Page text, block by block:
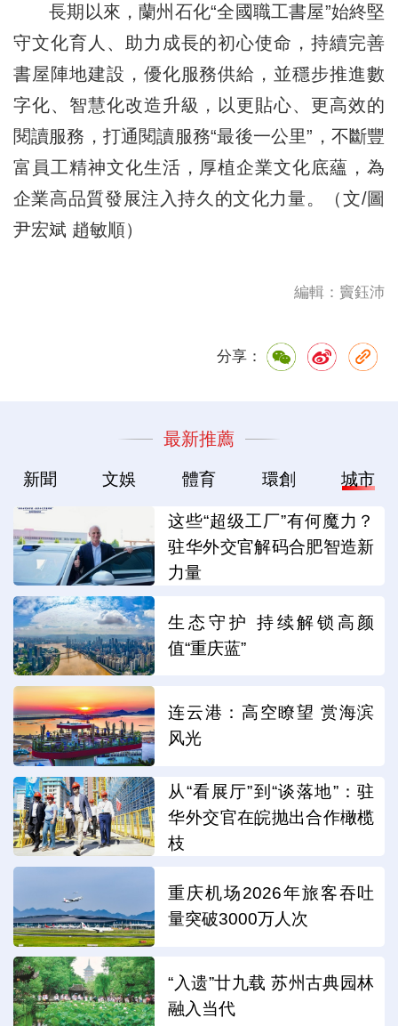
長期以來，蘭州石化“全國職工書屋”始終堅
守文化育人、助力成長的初心使命，持續完善
書屋陣地建設，優化服務供給，並穩步推進數
字化、智慧化改造升級，以更貼心、更高效的
閱讀服務，打通閱讀服務“最後一公里”，不斷豐
富員工精神文化生活，厚植企業文化底蘊，為
企業高品質發展注入持久的文化力量。（文/圖
尹宏斌 趙敏順）
編輯：竇鈺沛
分享：
最新推薦
新聞 文娛 體育 環創 城市
这些“超级工厂”有何魔力？
驻华外交官解码合肥智造新
力量
生态守护 持续解锁高颜
值“重庆蓝”
连云港：高空瞭望 赏海滨
风光
从“看展厅”到“谈落地”：驻
华外交官在皖抛出合作橄榄
枝
重庆机场2026年旅客吞吐
量突破3000万人次
“入遗”廿九载 苏州古典园林
融入当代